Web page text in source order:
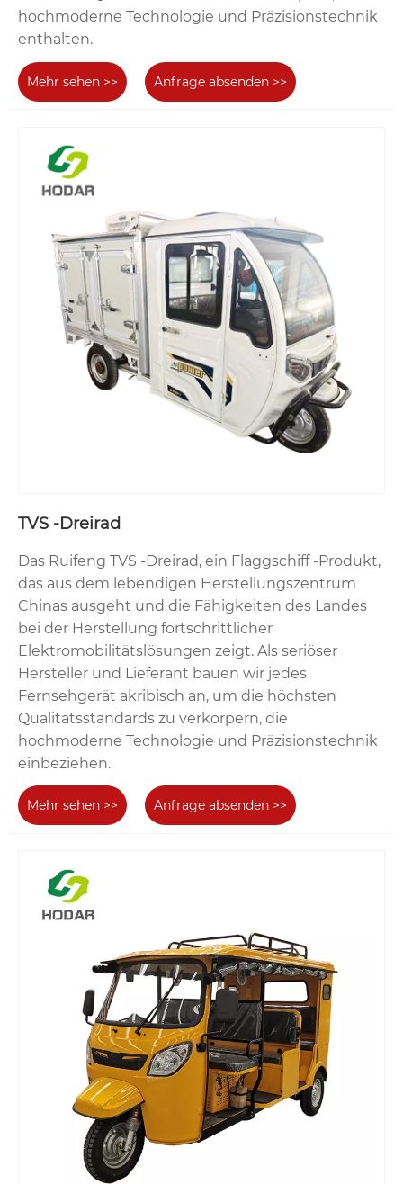
hochmoderne Technologie und Präzisionstechnik
enthalten.
Mehr sehen >> Anfrage absenden >>
TVS -Dreirad
Das Ruifeng TVS -Dreirad, ein Flaggschiff -Produkt,
das aus dem lebendigen Herstellungszentrum
Chinas ausgeht und die Fähigkeiten des Landes
bei der Herstellung fortschrittlicher
Elektromobilitätslösungen zeigt. Als seriöser
Hersteller und Lieferant bauen wir jedes
Fernsehgerät akribisch an, um die höchsten
Qualitätsstandards zu verkörpern, die
hochmoderne Technologie und Präzisionstechnik
einbeziehen.
Mehr sehen >> Anfrage absenden >>